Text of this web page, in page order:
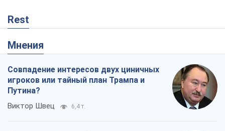
Rest
Мнения
Совпадение интересов двух циничных
игроков или тайный план Трампа и
Путина?
Виктор Швец 6,4 т.